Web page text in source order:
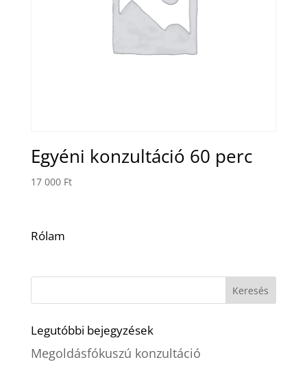
Egyéni konzultáció 60 perc
17 000 Ft
Rólam
Legutóbbi bejegyzések
Megoldásfókuszú konzultáció